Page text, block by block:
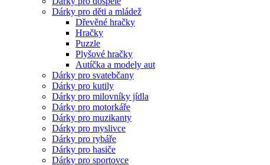
Dárky pro děti a mládež
Dřevěné hračky
Hračky
Puzzle
Plyšové hračky
Autíčka a modely aut
Dárky pro svatebčany
Dárky pro kutily
Dárky pro milovníky jídla
Dárky pro motorkáře
Dárky pro muzikanty
Dárky pro myslivce
Dárky pro rybáře
Dárky pro hasiče
Dárky pro sportovce